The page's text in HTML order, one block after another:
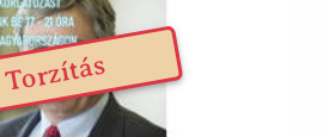
Torzítás